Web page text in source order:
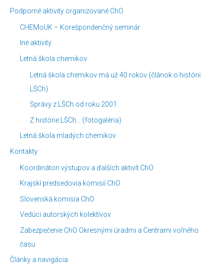
Podporné aktivity organizované ChO
CHEMoUK – Korešpondenčný seminár
Iné aktivity
Letná škola chemikov
Letná škola chemikov má už 40 rokov (článok o histórii
LŠCh)
Správy z LŠCh od roku 2001
Z histórie LŠCh… (fotogaléria)
Letná škola mladých chemikov
Kontakty
Koordinátori výstupov a ďalších aktivít ChO
Krajskí predsedovia komisií ChO
Slovenská komisia ChO
Vedúci autorských kolektívov
Zabezpečenie ChO Okresnými úradmi a Centrami voľného
času
Články a navigácia